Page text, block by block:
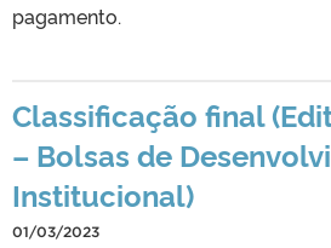
pagamento.
Classificação final
– Bolsas de
Institucional)
01/03/2023